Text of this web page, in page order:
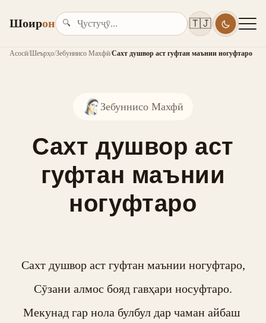
Шоирон 🔍 🇹🇯
Асосӣ/Шеърҳо/Зебуннисо Махфӣ/Сахт душвор аст гуфтан маънии ногуфтаро
Зебуннисо Махфӣ
Сахт душвор аст
гуфтан маънии
ногуфтаро
Сахт душвор аст гуфтан маънии ногуфтаро,
Сӯзани алмос бояд гавҳари носуфтаро.
Мекунад гар нола булбул дар чаман айбаш